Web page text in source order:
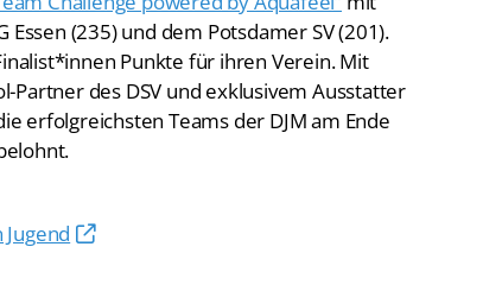
(235) und dem Potsdamer SV (201).
Punkte für ihren Verein. Mit
Partner des DSV und exklusivem Ausstatter
erfolgreichsten Teams der DJM am Ende